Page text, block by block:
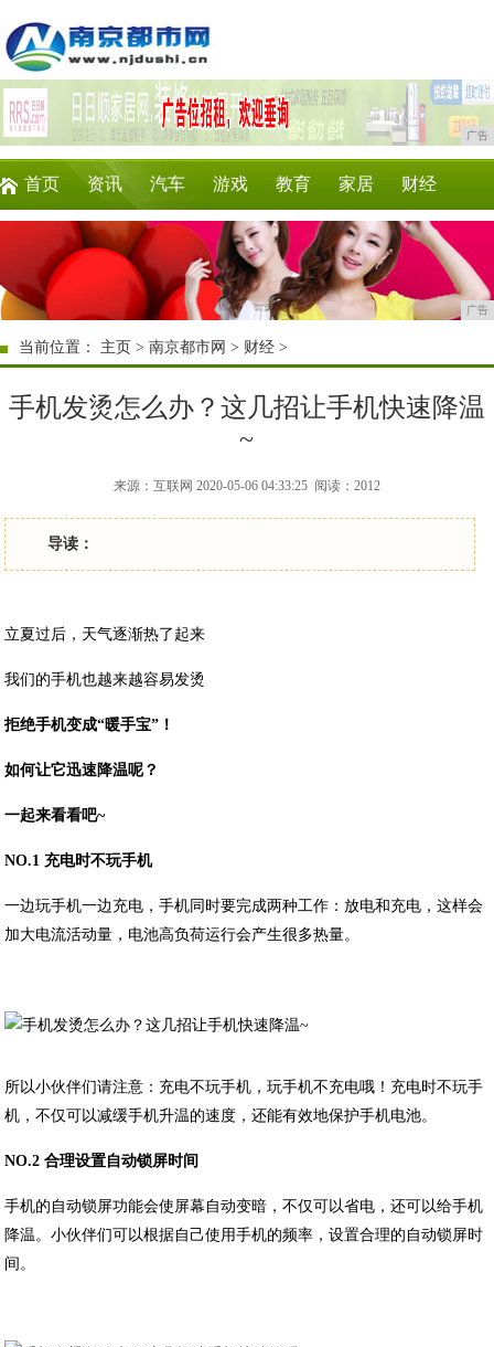
广告
首页 资讯 汽车 游戏 教育 家居 财经
时尚 企业 商讯 微商 消费
广告
当前位置： 主页 >南京都市网 > 财经 >
手机发烫怎么办？这几招让手机快速降温
~
来源：互联网 2020-05-06 04:33:25 阅读：2012
导读：
立夏过后，天气逐渐热了起来
我们的手机也越来越容易发烫
拒绝手机变成“暖手宝”！
如何让它迅速降温呢？
一起来看看吧~
NO.1 充电时不玩手机
一边玩手机一边充电，手机同时要完成两种工作：放电和充电，这样会
加大电流活动量，电池高负荷运行会产生很多热量。
所以小伙伴们请注意：充电不玩手机，玩手机不充电哦！充电时不玩手
机，不仅可以减缓手机升温的速度，还能有效地保护手机电池。
NO.2 合理设置自动锁屏时间
手机的自动锁屏功能会使屏幕自动变暗，不仅可以省电，还可以给手机
降温。小伙伴们可以根据自己使用手机的频率，设置合理的自动锁屏时
间。